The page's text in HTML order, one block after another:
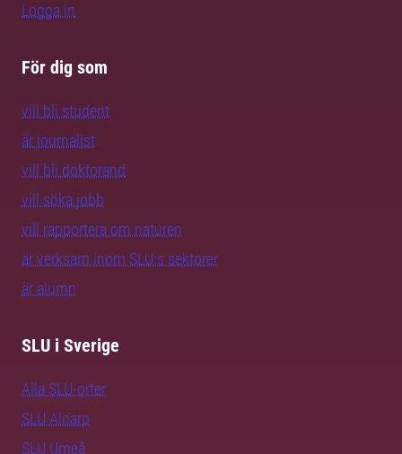
Logga in
För dig som
vill bli student
är journalist
vill bli doktorand
vill söka jobb
vill rapportera om naturen
är verksam inom SLU:s sektorer
är alumn
SLU i Sverige
Alla SLU-orter
SLU Alnarp
SLU Umeå